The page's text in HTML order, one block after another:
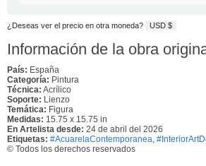
¿Deseas ver el precio en otra moneda? USD $
Información de la obra
País: España
Categoría: Pintura
Técnica: Acrílico
Soporte: Lienzo
Temática: Figura
Medidas: 15.75 x 15.75 in
En Artelista desde: 24 de abril del 2026
Etiquetas: #AcuarelaContemporanea
© Todos los derechos reservados